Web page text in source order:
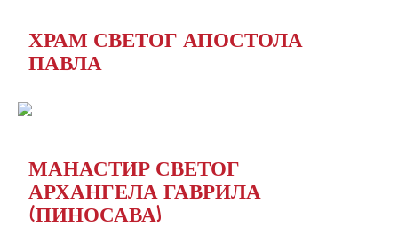
ХРАМ СВЕТОГ АПОСТОЛА
ПАВЛА
МАНАСТИР СВЕТОГ
АРХАНГЕЛА ГАВРИЛА
(ПИНОСАВА)